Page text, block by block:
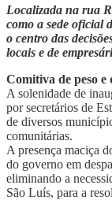
Localizada na rua
como a sede oficial
o centro das
locais e de
​Comitiva de peso e
​A solenidade de
por secretários de
de diversos
comunitárias.
​A presença maciça
do governo em
eliminando a
São Luís, para a